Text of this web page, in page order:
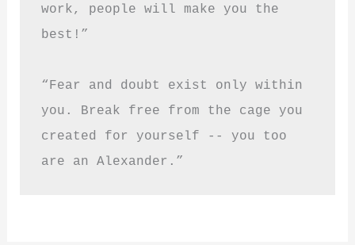
work, people will make you the
best!”
“Fear and doubt exist only within
you. Break free from the cage you
created for yourself -- you too
are an Alexander.”